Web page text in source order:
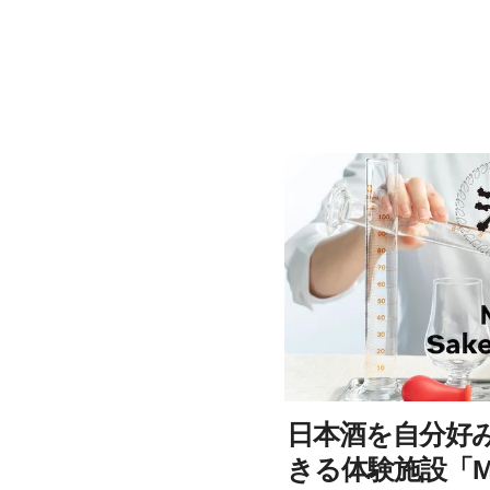
日本酒を自分好
きる体験施設「